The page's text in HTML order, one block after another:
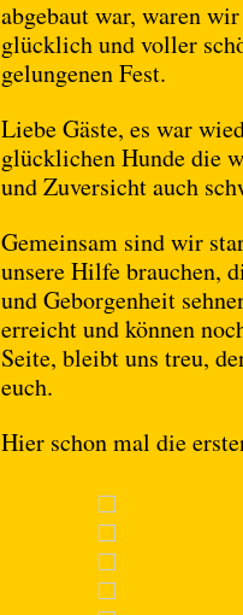
abgebaut war, waren
glücklich und voller
gelungenen Fest.
Liebe Gäste, es war
glücklichen Hunde die
und Zuversicht auch
Gemeinsam sind wir
unsere Hilfe brauchen,
und Geborgenheit
erreicht und können
Seite, bleibt uns treu,
euch.
Hier schon mal die